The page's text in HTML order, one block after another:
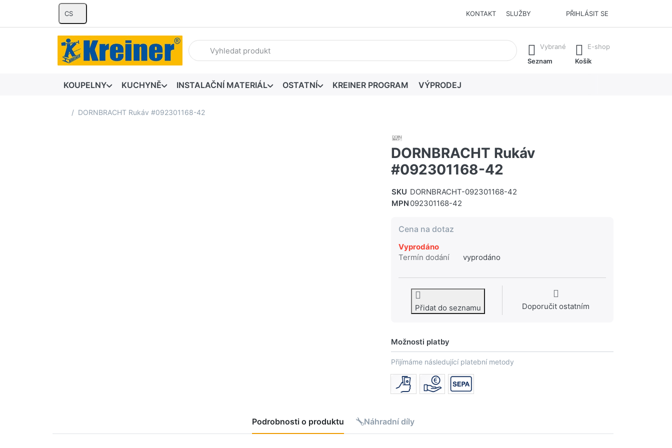
CS KONTAKT SLUŽBY PŘIHLÁSIT SE
Zadejte hledaný výraz. První výsledky se zobrazí automaticky při zadávání. Stisknutím klávesy Enter vyvoláte všechny výsledky.
Vybrané
Seznam
E-shop
Košík
KOUPELNY KUCHYNĚ INSTALAČNÍ MATERIÁL OSTATNÍ KREINER PROGRAM VÝPRODEJ
Domovská stránka
DORNBRACHT Rukáv #092301168-42
DORNBRACHT Rukáv
#092301168-42
SKU DORNBRACHT-092301168-42
MPN 092301168-42
Cena na dotaz
Vyprodáno
Termín dodání
vyprodáno
Přidat do seznamu Doporučit ostatním
Možnosti platby
Přijímáme následující platební metody
Podrobnosti o produktu Náhradní díly